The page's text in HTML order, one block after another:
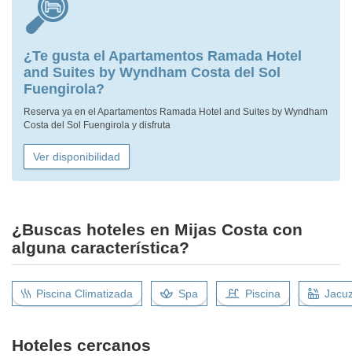
¿Te gusta el Apartamentos Ramada Hotel
and Suites by Wyndham Costa del Sol
Fuengirola?
Reserva ya en el Apartamentos Ramada Hotel and Suites by Wyndham
Costa del Sol Fuengirola y disfruta
Ver disponibilidad
¿Buscas hoteles en Mijas Costa con
alguna característica?
Piscina Climatizada Spa Piscina
Hoteles cercanos